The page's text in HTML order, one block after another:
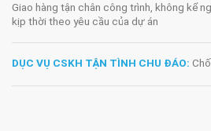
Giao hàng tận chân công trình, không kể
kịp thời theo yêu cầu của dự án
DỤC VỤ CSKH TẬN TÌNH CHU ĐÁO: